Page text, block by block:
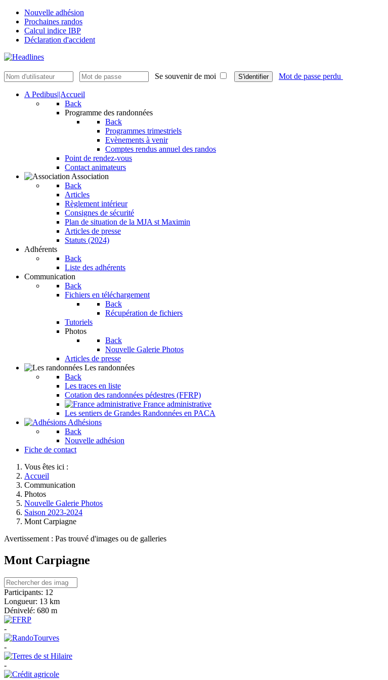
Nouvelle adhésion
Prochaines randos
Calcul indice IBP
Déclaration d'accident
Se souvenir de moi S'identifier Mot de passe perdu
A Pedibus||Accueil
Back
Programme des randonnées
Back
Programmes trimestriels
Evènements à venir
Comptes rendus annuel des randos
Point de rendez-vous
Contact animateurs
Association
Back
Articles
Règlement intérieur
Consignes de sécurité
Plan de situation de la MJA st Maximin
Articles de presse
Statuts (2024)
Adhérents
Back
Liste des adhérents
Communication
Back
Fichiers en téléchargement
Back
Récupération de fichiers
Tutoriels
Photos
Back
Nouvelle Galerie Photos
Articles de presse
Les randonnées
Back
Les traces en liste
Cotation des randonnées pédestres (FFRP)
France administrative
Les sentiers de Grandes Randonnées en PACA
Adhésions
Back
Nouvelle adhésion
Fiche de contact
Vous êtes ici :
Accueil
Communication
Photos
Nouvelle Galerie Photos
Saison 2023-2024
Mont Carpiagne
Avertissement : Pas trouvé d'images ou de galleries
Mont Carpiagne
Participants: 12
Longueur: 13 km
Dénivelé: 680 m
-
-
-